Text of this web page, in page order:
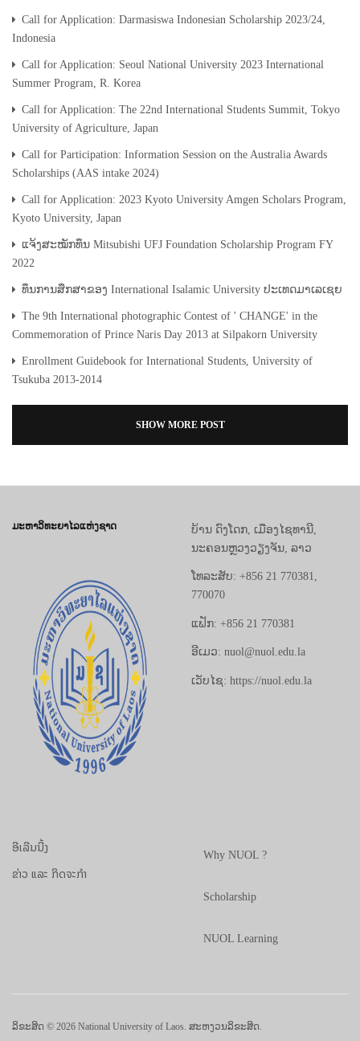
Call for Application: Darmasiswa Indonesian Scholarship 2023/24,
Indonesia
Call for Application: Seoul National University 2023 International
Summer Program, R. Korea
Call for Application: The 22nd International Students Summit, Tokyo
University of Agriculture, Japan
Call for Participation: Information Session on the Australia Awards
Scholarships (AAS intake 2024)
Call for Application: 2023 Kyoto University Amgen Scholars Program,
Kyoto University, Japan
ແຈ້ງສະໝັກທຶນ Mitsubishi UFJ Foundation Scholarship Program FY
2022
ທຶນການສຶກສາຂອງ International Isalamic University ປະເທດມາເລເຊຍ
The 9th International photographic Contest of ' CHANGE' in the
Commemoration of Prince Naris Day 2013 at Silpakorn University
Enrollment Guidebook for International Students, University of
Tsukuba 2013-2014
SHOW MORE POST
ມະຫາວິທະຍາໄລແຫ່ງຊາດ
ບ້ານ ດົງໂດກ, ເມືອງໄຊທານີ,
ນະຄອນຫຼວງວຽງຈັນ, ລາວ
ໂທລະສັບ: +856 21 770381,
770070
ແຟັກ: +856 21 770381
ອີເມວ: nuol@nuol.edu.la
ເວັບໄຊ: https://nuol.edu.la
ອີເລີນນີ້ງ
ຂ່າວ ແລະ ກິດຈະກຳ
Why NUOL ?
Scholarship
NUOL Learning
ລິຂະສິດ © 2026 National University of Laos. ສະຫງວນລິຂະສິດ.